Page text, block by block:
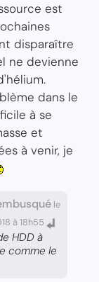
est
disparaître
ne devienne
dans le
à se
et
à venir, je
le
à 18h55
HDD à
comme le